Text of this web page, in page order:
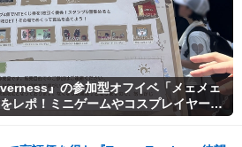
』の参加型オフイベ「メェメェ
レポ！ミニゲームやコスプレイヤー撮